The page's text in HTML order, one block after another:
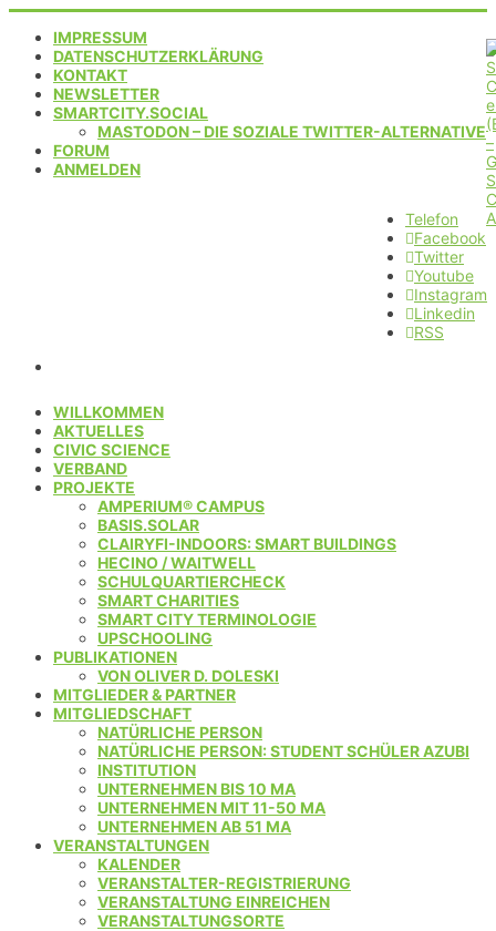
IMPRESSUM
DATENSCHUTZERKLÄRUNG
KONTAKT
NEWSLETTER
SMARTCITY.SOCIAL
MASTODON – DIE SOZIALE TWITTER-ALTERNATIVE
FORUM
ANMELDEN
Telefon
Facebook
Twitter
Youtube
Instagram
Linkedin
RSS
WILLKOMMEN
AKTUELLES
CIVIC SCIENCE
VERBAND
PROJEKTE
AMPERIUM® CAMPUS
BASIS.SOLAR
CLAIRYFI-INDOORS: SMART BUILDINGS
HECINO / WAITWELL
SCHULQUARTIERCHECK
SMART CHARITIES
SMART CITY TERMINOLOGIE
UPSCHOOLING
PUBLIKATIONEN
VON OLIVER D. DOLESKI
MITGLIEDER & PARTNER
MITGLIEDSCHAFT
NATÜRLICHE PERSON
NATÜRLICHE PERSON: STUDENT SCHÜLER AZUBI
INSTITUTION
UNTERNEHMEN BIS 10 MA
UNTERNEHMEN MIT 11-50 MA
UNTERNEHMEN AB 51 MA
VERANSTALTUNGEN
KALENDER
VERANSTALTER-REGISTRIERUNG
VERANSTALTUNG EINREICHEN
VERANSTALTUNGSORTE